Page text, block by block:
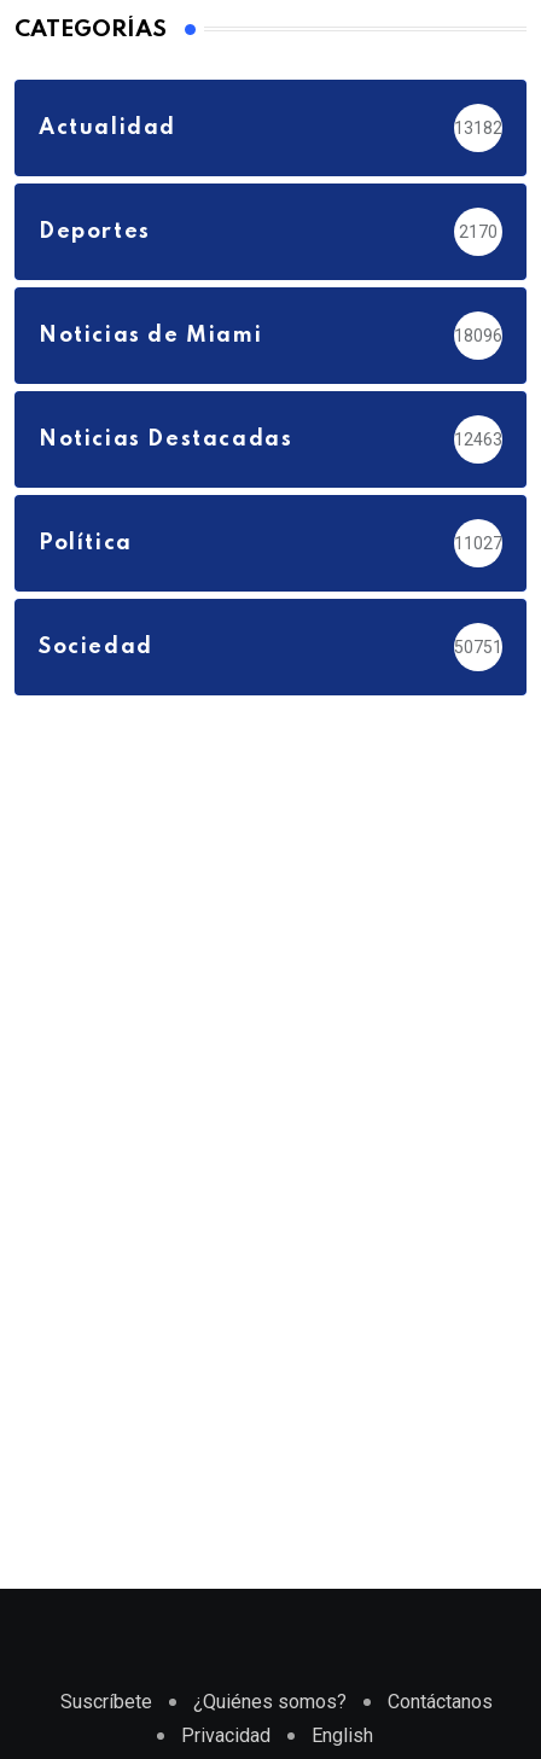
CATEGORÍAS
Actualidad 13182
Deportes 2170
Noticias de Miami 18096
Noticias Destacadas 12463
Política 11027
Sociedad 50751
Suscríbete ¿Quiénes somos?
Contáctanos
Privacidad
English